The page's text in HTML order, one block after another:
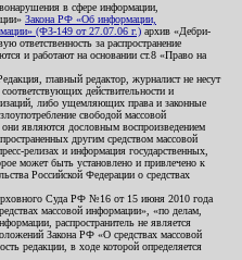
в сфере информации,
Закона РФ «Об информации,
(ФЗ-149 от 27.07.06 г.) архив «Дебри-
за распространение
и работают на основании ст.8 «Право на
главный редактор, журналист не несут
соответствующих действительности и
либо ущемляющих права и законные
свободой массовой
являются дословным воспроизведением
другим средством массовой
релизах и информация государственных,
может быть установлено и привлечено к
Российской Федерации о средствах
Суда РФ №16 от 15 июня 2010 года
массовой информации», «по делам,
распространитель не является
Закона РФ «О средствах массовой
редакции, в ходе которой определяется